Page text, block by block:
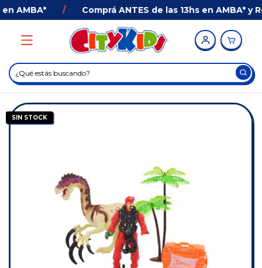
AMBA* Comprá ANTES de las 13hs en AMBA* y
SIN STOCK